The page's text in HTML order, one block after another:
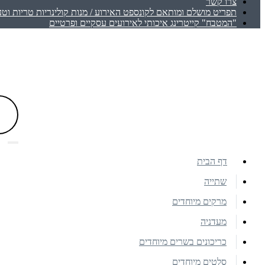
תפריט מושלם ומותאם לקונספט האירוע / מנות קולינריות טריות
"המטבח" קייטרינג איכותי לאירועים עסקיים ופרטיים
דף הבית
שתייה
מרקים מיוחדים
מעדניה
כריכונים בשרים מיוחדים
סלטים מיוחדים